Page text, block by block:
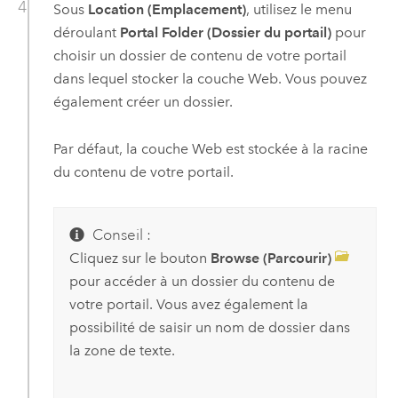
Sous Location (Emplacement), utilisez le menu
déroulant Portal Folder (Dossier du portail)pour
choisir un dossier de contenu de votre portail
dans lequel stocker la couche Web. Vous pouvez
également créer un dossier.
Par défaut, la couche Web est stockée à la racine
du contenu de votre portail.
Conseil :
Cliquez sur le bouton Browse (Parcourir)
pour accéder à un dossier du contenu de
votre portail. Vous avez également la
possibilité de saisir un nom de dossier dans
la zone de texte.